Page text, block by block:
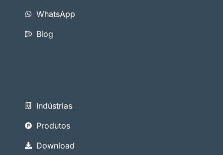
WhatsApp
Blog
Indústrias
Produtos
Download